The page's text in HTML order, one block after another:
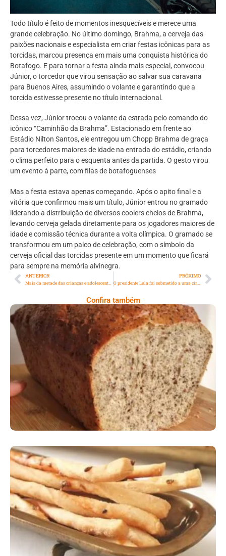
Todo título é feito de momentos inesquecíveis e merece uma
grande celebração. No último domingo, Brahma, a cerveja das
paixões nacionais e especialista em criar festas icônicas para as
torcidas, marcou presença em mais uma conquista histórica do
Botafogo. E para tornar a festa ainda mais especial, convocou
Júnior, o torcedor que virou sensação ao salvar sua caravana
para Buenos Aires, assumindo o volante e garantindo que a
torcida estivesse presente no título internacional.
Dessa vez, Júnior trocou o volante da estrada pelo comando do
icônico “Caminhão da Brahma”. Estacionado em frente ao
Estádio Nilton Santos, ele entregou um Chopp Brahma de graça
para torcedores maiores de idade na entrada do estádio, criando
o clima perfeito para o esquenta antes da partida. O gesto virou
um evento à parte, com filas de botafoguenses
Mas a festa estava apenas começando. Após o apito final e a
vitória que confirmou mais um título, Júnior entrou no gramado
liderando a distribuição de diversos coolers cheios de Brahma,
levando cerveja gelada diretamente para os jogadores maiores de
idade e comissão técnica durante a volta olímpica. O gramado se
transformou em um palco de celebração, com o símbolo da
cerveja oficial das torcidas presente em um momento que ficará
para sempre na memória alvinegra.
ANTERIOR PRÓXIMO
O presidente Lula foi submetido a uma cirurgia de emergência
Confira também
Comer Bem: Pão Low Carb
Comer Bem: Palitinhos De Cebola E Salsa